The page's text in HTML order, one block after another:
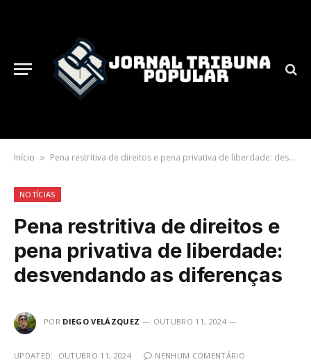
Início » Pena restritiva de direitos e pena privativa de liberdade: desvendando as diferenças
NOTÍCIAS
Pena restritiva de direitos e
pena privativa de liberdade:
desvendando as diferenças
POR DIEGO VELÁZQUEZ OUTUBRO 11, 2024
UPDATED: OUTUBRO 11, 2024
NENHUM COMENTÁRIO